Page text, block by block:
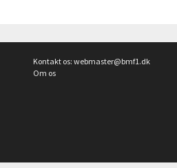
Kontakt os: webmaster@bmf1.dk
Om os